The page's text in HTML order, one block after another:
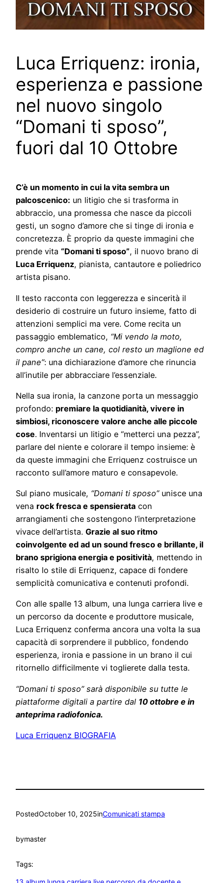
Luca Erriquenz: ironia,
esperienza e passione
nel nuovo singolo
“Domani ti sposo”,
fuori dal 10 Ottobre
C’è un momento in cui la vita sembra un
palcoscenico: un litigio che si trasforma in
abbraccio, una promessa che nasce da piccoli
gesti, un sogno d’amore che si tinge di ironia e
concretezza. È proprio da queste immagini che
prende vita “Domani ti sposo”, il nuovo brano di
Luca Erriquenz, pianista, cantautore e poliedrico
artista pisano.
Il testo racconta con leggerezza e sincerità il
desiderio di costruire un futuro insieme, fatto di
attenzioni semplici ma vere. Come recita un
passaggio emblematico, “Mi vendo la moto,
compro anche un cane, col resto un maglione ed
il pane”: una dichiarazione d’amore che rinuncia
all’inutile per abbracciare l’essenziale.
Nella sua ironia, la canzone porta un messaggio
profondo: premiare la quotidianità, vivere in
simbiosi, riconoscere valore anche alle piccole
cose. Inventarsi un litigio e “metterci una pezza”,
parlare del niente e colorare il tempo insieme: è
da queste immagini che Erriquenz costruisce un
racconto sull’amore maturo e consapevole.
Sul piano musicale, “Domani ti sposo”unisce una
vena rock fresca e spensierata con
arrangiamenti che sostengono l’interpretazione
vivace dell’artista. Grazie al suo ritmo
coinvolgente ed ad un sound fresco e brillante, il
brano sprigiona energia e positività, mettendo in
risalto lo stile di Erriquenz, capace di fondere
semplicità comunicativa e contenuti profondi.
Con alle spalle 13 album, una lunga carriera live e
un percorso da docente e produttore musicale,
Luca Erriquenz conferma ancora una volta la sua
capacità di sorprendere il pubblico, fondendo
esperienza, ironia e passione in un brano il cui
ritornello difficilmente vi toglierete dalla testa.
“Domani ti sposo” sarà disponibile su tutte le
piattaforme digitali a partire dal 10 ottobre e in
anteprima radiofonica.
Luca Erriquenz BIOGRAFIA
PostedOctober 10, 2025inComunicati stampa
bymaster
Tags: